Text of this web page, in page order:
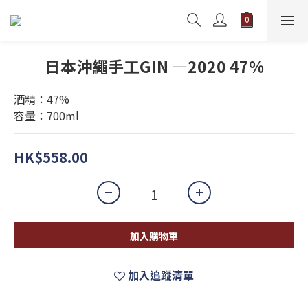
日本沖繩手工GIN —2020 47%
酒精：47%
容量：700ml
HK$558.00
加入購物車
加入追蹤清單